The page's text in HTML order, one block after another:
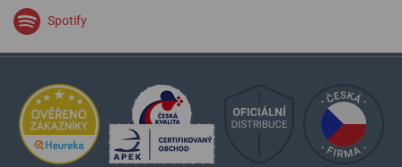
Spotify